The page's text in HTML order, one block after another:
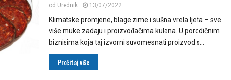
od Urednik 13/07/2022
Klimatske promjene, blage zime i sušna vrela ljeta – sve
više muke zadaju i proizvođačima kulena. U porodičnim
biznisima koja taj izvorni suvomesnati proizvod s...
Pročitaj više